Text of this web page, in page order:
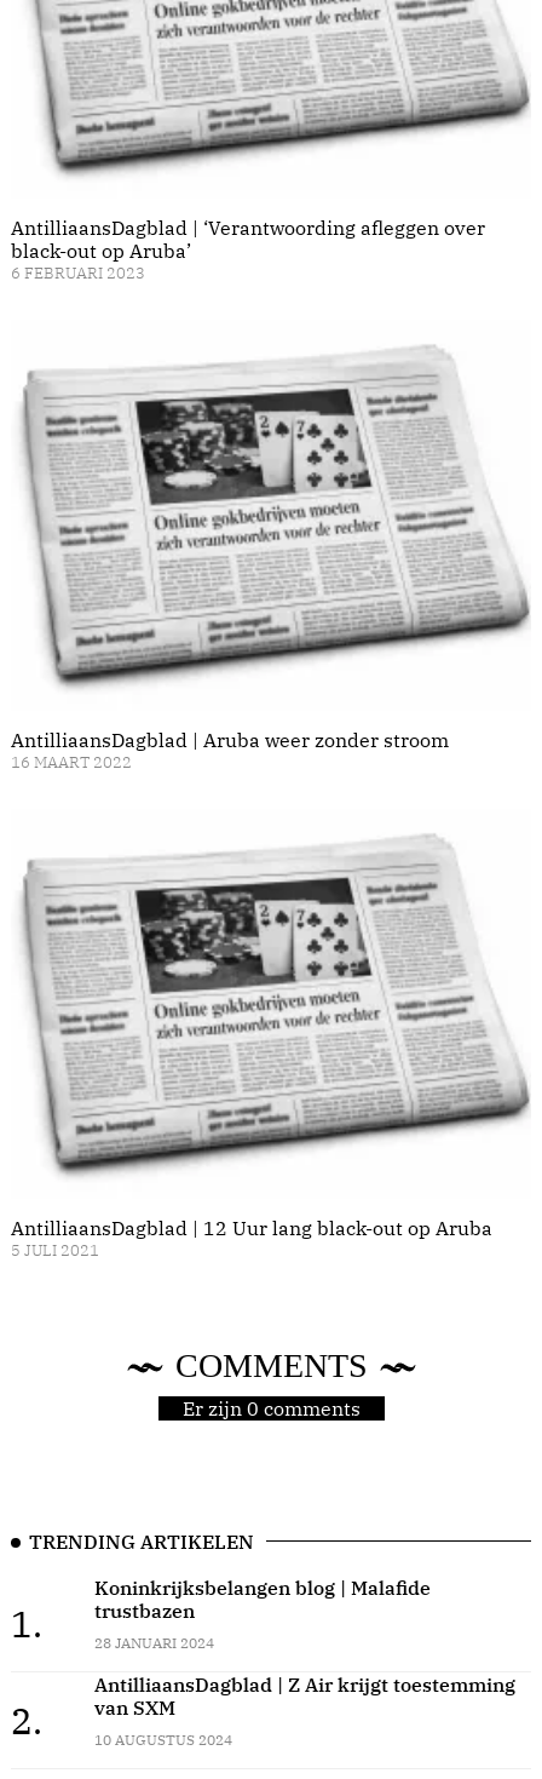
AntilliaansDagblad | ‘Verantwoording afleggen over
black-out op Aruba’
6 FEBRUARI 2023
AntilliaansDagblad | Aruba weer zonder stroom
16 MAART 2022
AntilliaansDagblad | 12 Uur lang black-out op Aruba
5 JULI 2021
COMMENTS
Er zijn 0 comments
TRENDING ARTIKELEN
1.
Koninkrijksbelangen blog | Malafide
trustbazen
28 JANUARI 2024
2.
AntilliaansDagblad | Z Air krijgt toestemming
van SXM
10 AUGUSTUS 2024